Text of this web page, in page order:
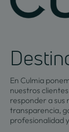
En Culmia
nuestros
responder a sus
transparencia,
profesionalidad